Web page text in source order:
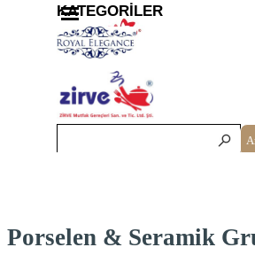
Menüyü atla
KATEGORİLER
Porselen & Seramik